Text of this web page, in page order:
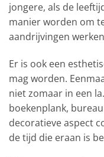
jongere, als de
manier worden om
aandrijvingen
Er is ook een
mag worden.
niet zomaar in een
boekenplank,
decoratieve aspect
de tijd die eraan is